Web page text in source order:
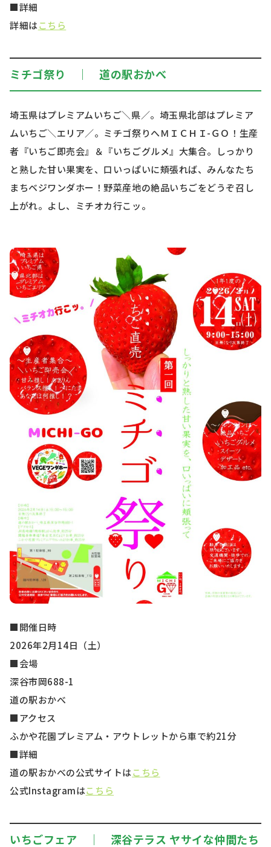
■詳細
詳細はこちら
ミチゴ祭り ｜ 道の駅おかべ
埼玉県はプレミアムいちご＼県／。埼玉県北部はプレミア
ムいちご＼エリア／。ミチゴ祭りへＭＩＣＨＩ-ＧＯ！生産
者『いちご即売会』＆『いちごグルメ』大集合。しっかり
と熟した甘い果実を、口いっぱいに頬張れば、みんなたち
まちベジワンダホー！野菜産地の絶品いちごをどうぞ召し
上がれ。よし、ミチオカ行こッ。
■開催日時
2026年2月14日（土）
■会場
深谷市岡688-1
道の駅おかべ
■アクセス
ふかや花園プレミアム・アウトレットから車で約21分
■詳細
道の駅おかべの公式サイトはこちら
公式Instagramはこちら
いちごフェア ｜ 深谷テラス ヤサイな仲間たち